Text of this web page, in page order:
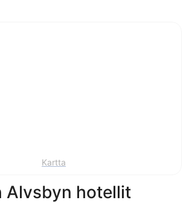
Kartta
Alvsbyn hotellit